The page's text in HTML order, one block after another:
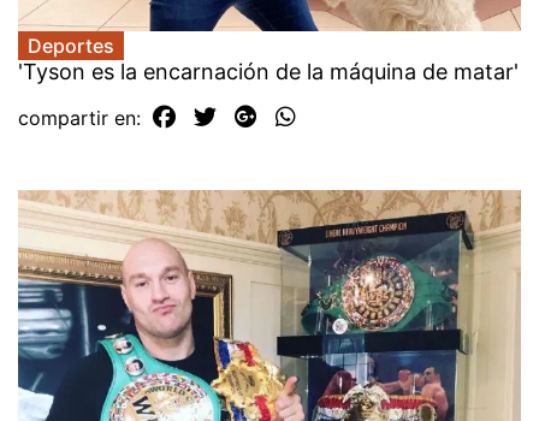
Deportes
'Tyson es la encarnación de la máquina de matar'
compartir en: